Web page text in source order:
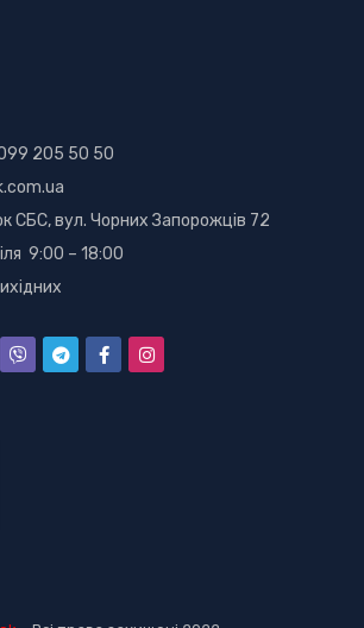
205 50 50
СБС, вул. Чорних Запорожців 72
9:00 – 18:00